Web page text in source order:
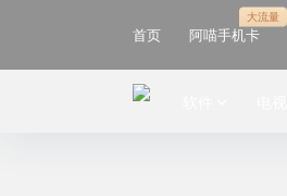
首页 阿喵手机卡
大流量